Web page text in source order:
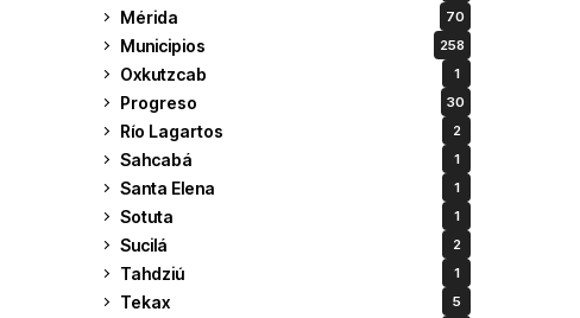
Mérida 70
Municipios 258
Oxkutzcab 1
Progreso 30
Río Lagartos 2
Sahcabá 1
Santa Elena 1
Sotuta 1
Sucilá 2
Tahdziú 1
Tekax 5